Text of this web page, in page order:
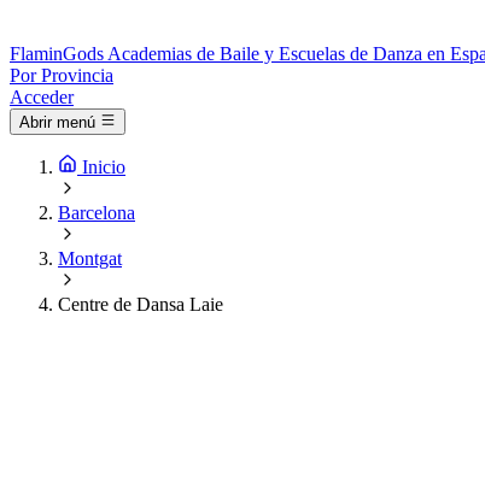
FlaminGods Academias de Baile y Escuelas de Danza en
Por Provincia
Acceder
Abrir menú
Inicio
Barcelona
Montgat
Centre de Dansa Laie